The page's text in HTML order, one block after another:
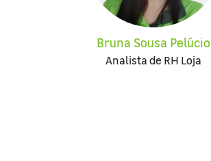
Bruna Sousa Pelúcio
Analista de RH Loja